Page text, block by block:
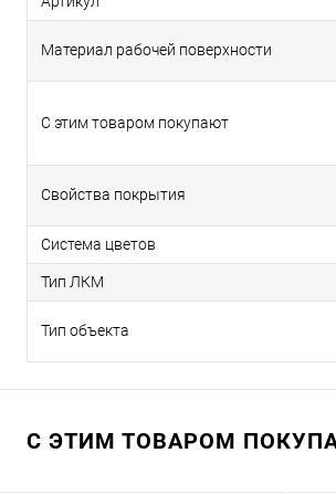
Материал рабочей поверхности
С этим товаром покупают
Свойства покрытия
Система цветов
Тип ЛКМ
Тип объекта
С ЭТИМ ТОВАРОМ